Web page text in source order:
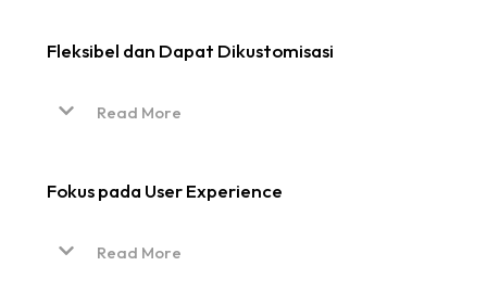
Fleksibel dan Dapat Dikustomisasi
Read More
Fokus pada User Experience
Read More